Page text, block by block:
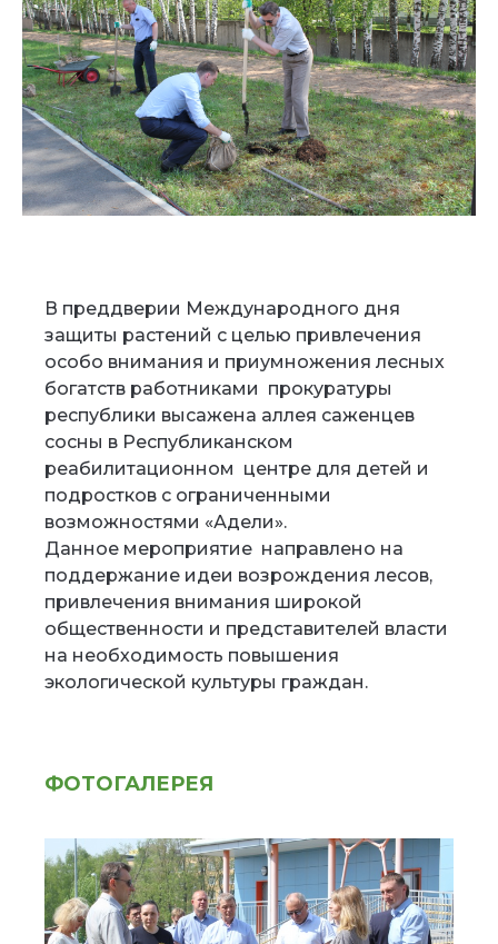
В преддверии Международного дня
защиты растений с целью привлечения
особо внимания и приумножения лесных
богатств работниками прокуратуры
республики высажена аллея саженцев
сосны в Республиканском
реабилитационном центре для детей и
подростков с ограниченными
возможностями «Адели».
Данное мероприятие направлено на
поддержание идеи возрождения лесов,
привлечения внимания широкой
общественности и представителей власти
на необходимость повышения
экологической культуры граждан.
ФОТОГАЛЕРЕЯ